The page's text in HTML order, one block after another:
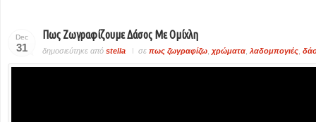
Dec
31
Πως Ζωγραφίζουμε Δάσος Με Ομίχλη
δημοσιεύτηκε από stella σε πως ζωγραφίζω χρώματα λαδομπογιές